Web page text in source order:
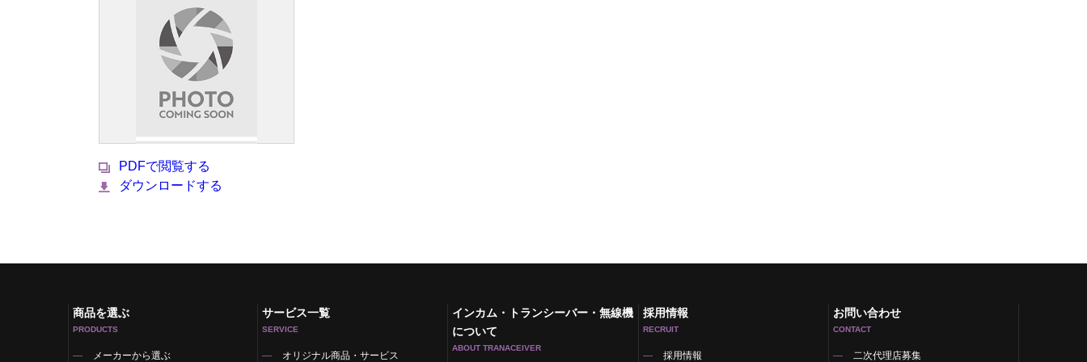
PDFで閲覧する
ダウンロードする
商品を選ぶ
PRODUCTS
メーカーから選ぶ
サービス一覧
SERVICE
オリジナル商品・サービス
インカム・トランシーバー・無線機
について
ABOUT TRANACEIVER
採用情報
RECRUIT
採用情報
お問い合わせ
CONTACT
二次代理店募集